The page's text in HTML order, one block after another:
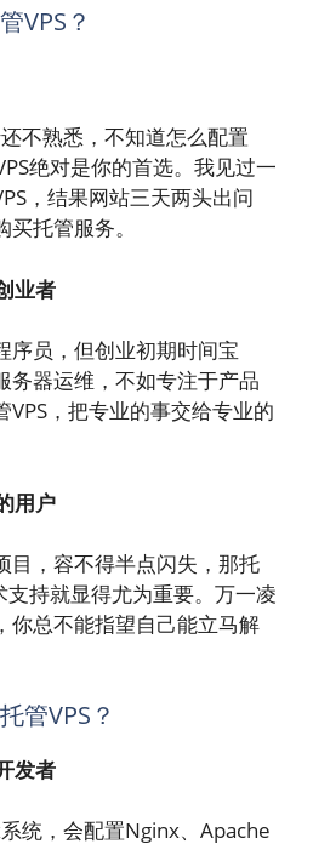
VPS？
不熟悉，不知道怎么配置
绝对是你的首选。我见过一
，结果网站三天两头出问
托管服务。
业者
序员，但创业初期时间宝
务器运维，不如专注于产品
，把专业的事交给专业的
用户
目，容不得半点闪失，那托
持就显得尤为重要。万一凌
你总不能指望自己能立马解
管VPS？
发者
统，会配置Nginx、Apache